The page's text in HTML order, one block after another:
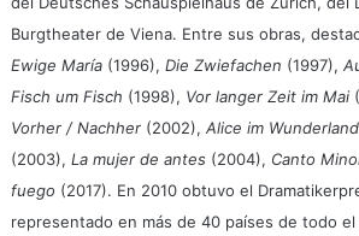
Burgtheater de Viena. Entre sus obras,
Ewige María (1996), Die Zwiefachen (1997),
Fisch um Fisch (1998), Vor langer Zeit im Mai
Vorher / Nachher (2002), Alice im Wunderland
(2003), La mujer de antes (2004), Canto
fuego (2017). En 2010 obtuvo el
representado en más de 40 países de todo